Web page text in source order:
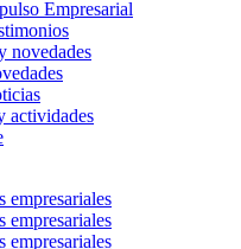
Empresarial
novedades
actividades